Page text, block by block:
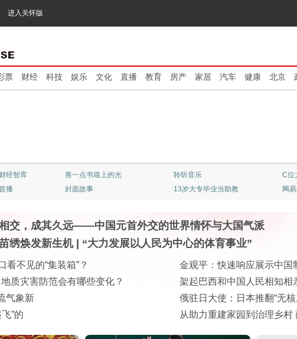
进入关怀版
票 财经 科技 娱乐 文化 直播 教育 房产 家居 汽车 健康 北京
鹰视频
北京大学：精品公开课
《态℃》网易科技频道
清华大学：大师云集
专业竞彩一触即发
不
《
交，成其久远——中国元首外交的世界情怀与大国气派
绣焕发新生机| “大力发展以人民为中心的体育事业”
看不见的“集装箱”？
质灾害防范会有哪些变化？
气象新
”的
金观平：快速响应展示中国
架起巴西和中国人民相知相
俄驻日大使：日本推翻“无
从助力重建家园到治理乡